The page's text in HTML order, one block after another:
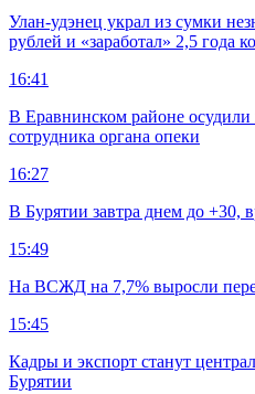
Улан-удэнец украл из сумки
рублей и «заработал» 2,5 года
16:41
В Еравнинском районе
сотрудника органа опеки
16:27
В Бурятии завтра днем до +30,
15:49
На ВСЖД на 7,7% выросли
15:45
Кадры и экспорт станут
Бурятии